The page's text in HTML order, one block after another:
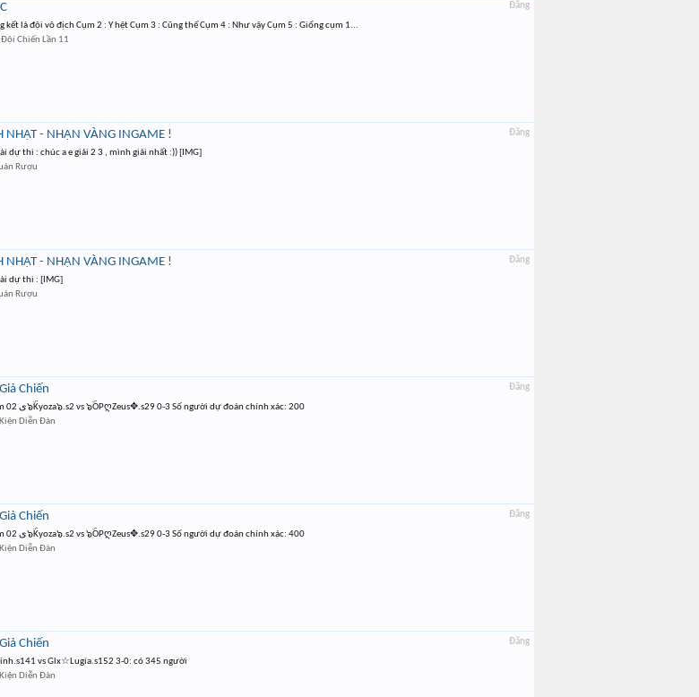
Đăng
là đội vô địch Cụm 2 : Y hệt Cụm 3 : Cũng thế Cụm 4 : Như vậy Cụm 5 : Giống cụm 1...
Đội Chiến Lần 11
Đăng
NHẬT - NHẬN VÀNG INGAME !
dự thi : chúc a e giải 2 3 , mình giải nhất :)) [IMG]
Rượu
Đăng
NHẬT - NHẬN VÀNG INGAME !
dự thi : [IMG]
Rượu
Đăng
Chiến
Thông tin cặp đấu dự đoán cho ngày thứ 3 02/08/2015 Cụm 02 ى๖ۜKyoza๖.s2 vs ๖ۜOPღZeus✥.s29 0-3 Số người dự đoán chính xác: 200
Diễn Đàn
Đăng
Chiến
Thông tin cặp đấu dự đoán cho ngày thứ 3 02/08/2015 Cụm 02 ى๖ۜKyoza๖.s2 vs ๖ۜOPღZeus✥.s29 0-3 Số người dự đoán chính xác: 400
Diễn Đàn
Đăng
Chiến
vs Glx☆Lugia.s152 3-0: có 345 người
Diễn Đàn